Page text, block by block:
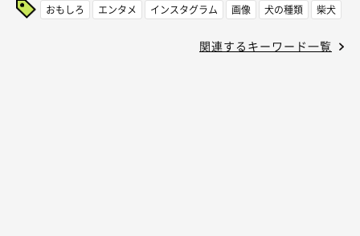
おもしろ エンタメ インスタグラム 画像 犬の種類 柴犬
関連するキーワード一覧